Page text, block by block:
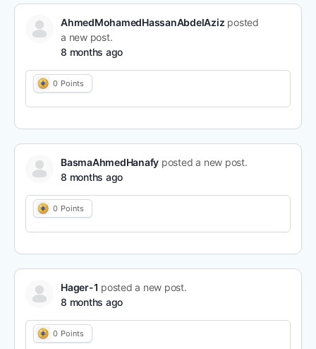
AhmedMohamedHassanAbdelAziz posted
a new post.
8 months ago
0 Points
BasmaAhmedHanafy posted a new post.
8 months ago
0 Points
Hager-1 posted a new post.
8 months ago
0 Points